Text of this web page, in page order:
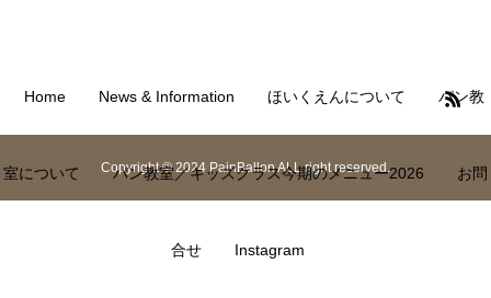
Home News & Information ほいくえんについて パン教
室について パン教室／キッズクラス今期のメニュー2026 お問
合せ Instagram
Copyright © 2024 PainBallon ALL right reserved.